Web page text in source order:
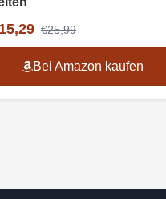
€25,99
Bei Amazon kaufen